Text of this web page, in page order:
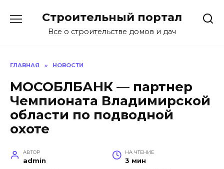
содержанию
Строительный портал
Все о строительстве домов и дач
ГЛАВНАЯ » НОВОСТИ
МОСОБЛБАНК — партнер
Чемпионата Владимирской
области по подводной
охоте
АВТОР
admin
НА ЧТЕНИЕ
3 мин